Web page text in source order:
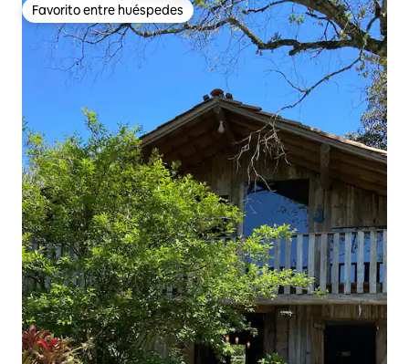
Favorito entre huéspedes
Favorito entre huéspedes